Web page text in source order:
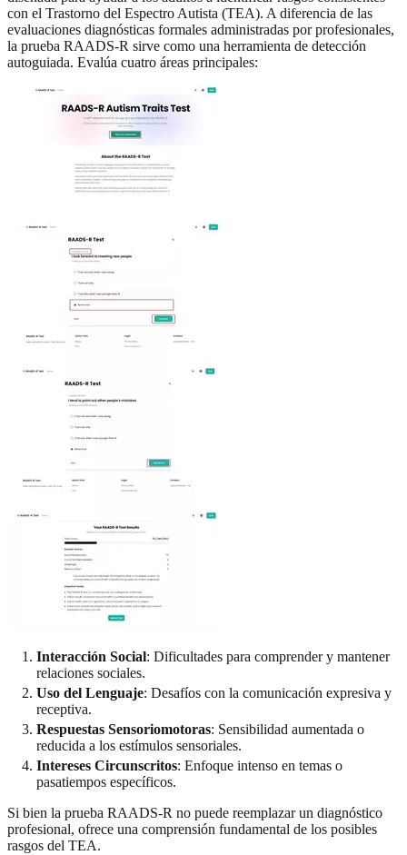
con el Trastorno del Espectro Autista (TEA). A diferencia de las
evaluaciones diagnósticas formales administradas por profesionales,
la prueba RAADS-R sirve como una herramienta de detección
autoguiada. Evalúa cuatro áreas principales:
Interacción Social: Dificultades para comprender y mantener
relaciones sociales.
Uso del Lenguaje: Desafíos con la comunicación expresiva y
receptiva.
Respuestas Sensoriomotoras: Sensibilidad aumentada o
reducida a los estímulos sensoriales.
Intereses Circunscritos: Enfoque intenso en temas o
pasatiempos específicos.
Si bien la prueba RAADS-R no puede reemplazar un diagnóstico
profesional, ofrece una comprensión fundamental de los posibles
rasgos del TEA.